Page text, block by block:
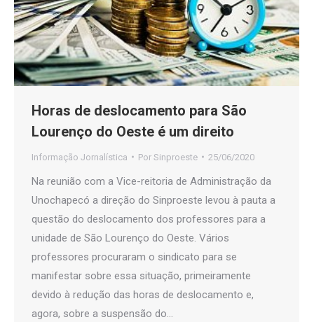
Horas de deslocamento para São
Lourenço do Oeste é um direito
Informação Jornalística Por Sinproeste 25/06/2020
Na reunião com a Vice-reitoria de Administração da
Unochapecó a direção do Sinproeste levou à pauta a
questão do deslocamento dos professores para a
unidade de São Lourenço do Oeste. Vários
professores procuraram o sindicato para se
manifestar sobre essa situação, primeiramente
devido à redução das horas de deslocamento e,
agora, sobre a suspensão do…